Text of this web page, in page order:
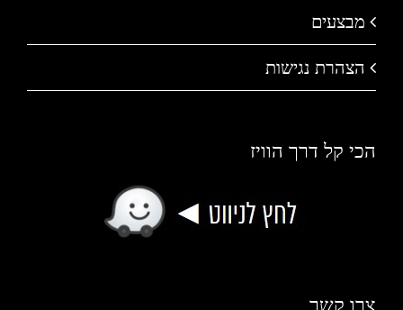
מבצעים
הצהרת נגישות
הכי קל דרך הוויז
צרו קשר